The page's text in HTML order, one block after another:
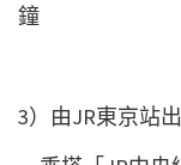
鐘
3）由JR東京站